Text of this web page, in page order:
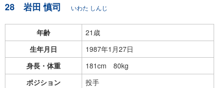
28 岩田 慎司 いわた しんじ
年齢
21歳
生年月日
1987年1月27日
身長・体重
181cm 80kg
ポジション
投手